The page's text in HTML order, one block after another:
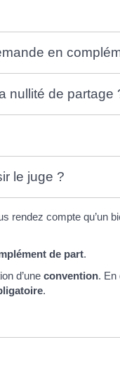
en
nullité de partage
le juge ?
rendez compte qu’un
de part.
d’une convention. En
.